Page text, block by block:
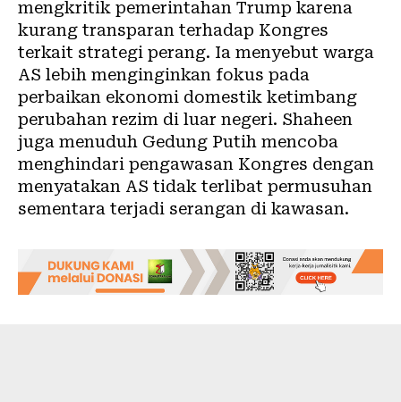
mengkritik pemerintahan Trump karena
kurang transparan terhadap Kongres
terkait strategi perang. Ia menyebut warga
AS lebih menginginkan fokus pada
perbaikan ekonomi domestik ketimbang
perubahan rezim di luar negeri. Shaheen
juga menuduh Gedung Putih mencoba
menghindari pengawasan Kongres dengan
menyatakan AS tidak terlibat permusuhan
sementara terjadi serangan di kawasan.